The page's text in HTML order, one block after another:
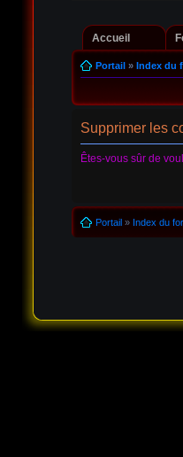
Accueil
Portail» Index du
Supprimer les
Êtes-vous sûr de
Portail» Index du